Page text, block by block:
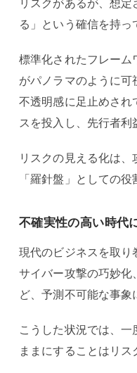
リスクがあるが、想定
る」という確信を持っ
標準化されたフレーム
がパノラマのように
不透明感に足止めされ
スを投入し、先行者利
リスクの見える化は
「羅針盤」としての役
不確実性の高い時代
現代のビジネスを取り
サイバー攻撃の巧妙化
ど、予測不可能な事象
こうした状況では、
ままにすることはリス